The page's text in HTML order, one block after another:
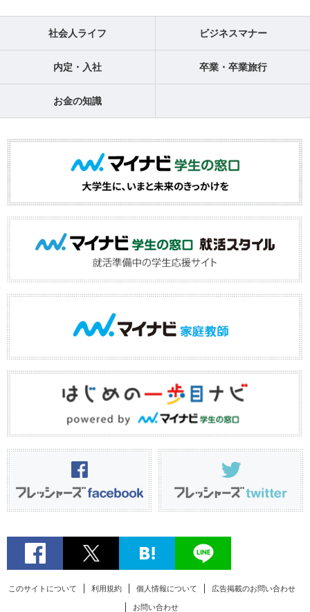
社会人ライフ ビジネスマナー
内定・入社 卒業・卒業旅行
お金の知識
このサイトについて 利用規約 個人情報について 広告掲載のお問い合わせ
お問い合わせ